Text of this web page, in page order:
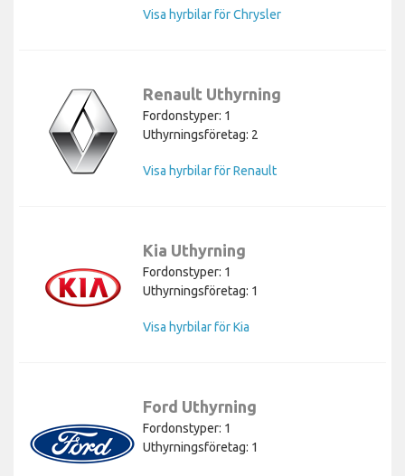
Visa hyrbilar för Chrysler
Renault Uthyrning
Fordonstyper: 1
Uthyrningsföretag: 2
Visa hyrbilar för Renault
Kia Uthyrning
Fordonstyper: 1
Uthyrningsföretag: 1
Visa hyrbilar för Kia
Ford Uthyrning
Fordonstyper: 1
Uthyrningsföretag: 1